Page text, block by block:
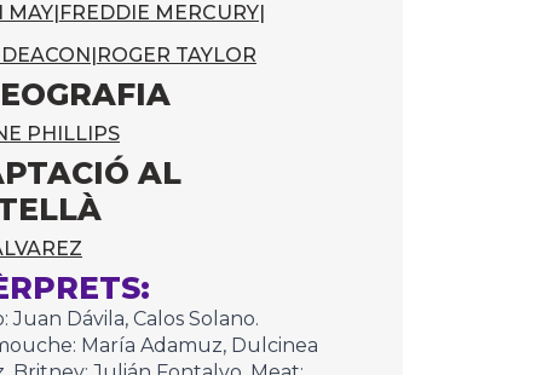
MAY|FREDDIE MERCURY|
|ROGER TAYLOR
PHILLIPS
AL
Juan Dávila, Calos Solano.
María Adamuz, Dulcinea